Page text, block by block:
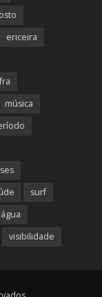
ericeira
música
surf
visibilidade